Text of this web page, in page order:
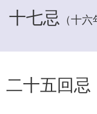
十七忌 （十
二十五回忌